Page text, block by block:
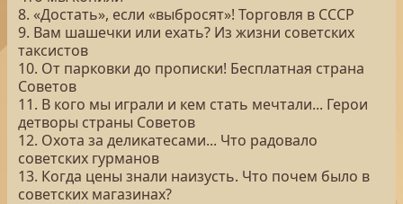
8. «Достать», если «выбросят»! Торговля в СССР
9. Вам шашечки или ехать? Из жизни советских
таксистов
10. От парковки до прописки! Бесплатная страна
Советов
11. В кого мы играли и кем стать мечтали... Герои
детворы страны Советов
12. Охота за деликатесами... Что радовало
советских гурманов
13. Когда цены знали наизусть. Что почем было в
советских магазинах?